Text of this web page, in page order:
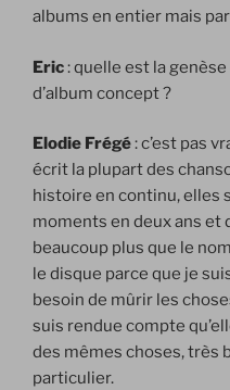
albums en entier mais
Eric: quelle est la
d’album concept ?
Elodie Frégé: c’est pas
écrit la plupart des
histoire en continu, elles
moments en deux ans et
beaucoup plus que le
le disque parce que je
besoin de mûrir les
suis rendue compte
des mêmes choses, très
particulier.